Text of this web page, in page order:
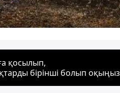
қосылып,
бірінші болып оқыңыз